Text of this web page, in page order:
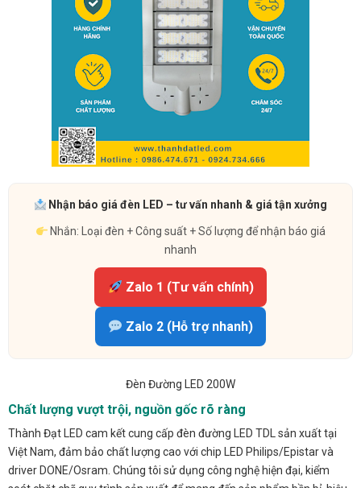
Nhận báo giá đèn LED – tư vấn nhanh & giá tận xưởng
Nhắn: Loại đèn + Công suất + Số lượng để nhận báo giá
nhanh
Zalo 1 (Tư vấn chính)
Zalo 2 (Hỗ trợ nhanh)
Đèn Đường LED 200W
Chất lượng vượt trội, nguồn gốc rõ ràng
Thành Đạt LED cam kết cung cấp đèn đường LED TDL sản xuất tại
Việt Nam, đảm bảo chất lượng cao với chip LED Philips/Epistar và
driver DONE/Osram. Chúng tôi sử dụng công nghệ hiện đại, kiểm